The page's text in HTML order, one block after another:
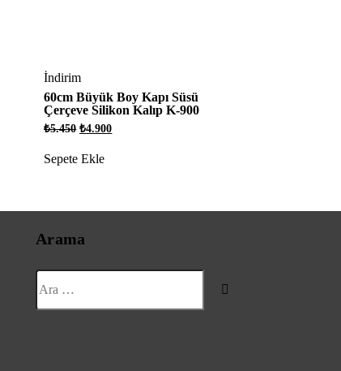
İndirim
60cm Büyük Boy Kapı Süsü
Çerçeve Silikon Kalıp K-900
₺5.450 Orijinal
₺4.900Şu
Sepete Ekle
Arama
Ara: